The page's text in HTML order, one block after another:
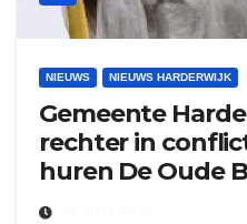
NIEUWS NIEUWS HARDERWIJK
Gemeente
rechter in
huren De Oude